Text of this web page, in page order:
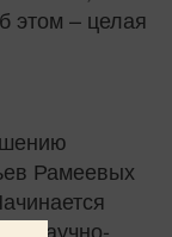
этом – целая
Рамеевых
научно-